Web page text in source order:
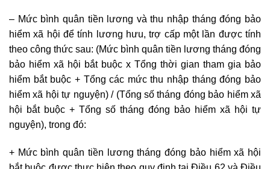
– Mức bình quân tiền lương và thu nhập tháng đóng bảo
hiểm xã hội để tính lương hưu, trợ cấp một lần được tính
theo công thức sau: (Mức bình quân tiền lương tháng đóng
bảo hiểm xã hội bắt buộc x Tổng thời gian tham gia bảo
hiểm bắt buộc + Tổng các mức thu nhập tháng đóng bảo
hiểm xã hội tự nguyện) / (Tổng số tháng đóng bảo hiểm xã
hội bắt buộc + Tổng số tháng đóng bảo hiểm xã hội tự
nguyện), trong đó:
+ Mức bình quân tiền lương tháng đóng bảo hiểm xã hội